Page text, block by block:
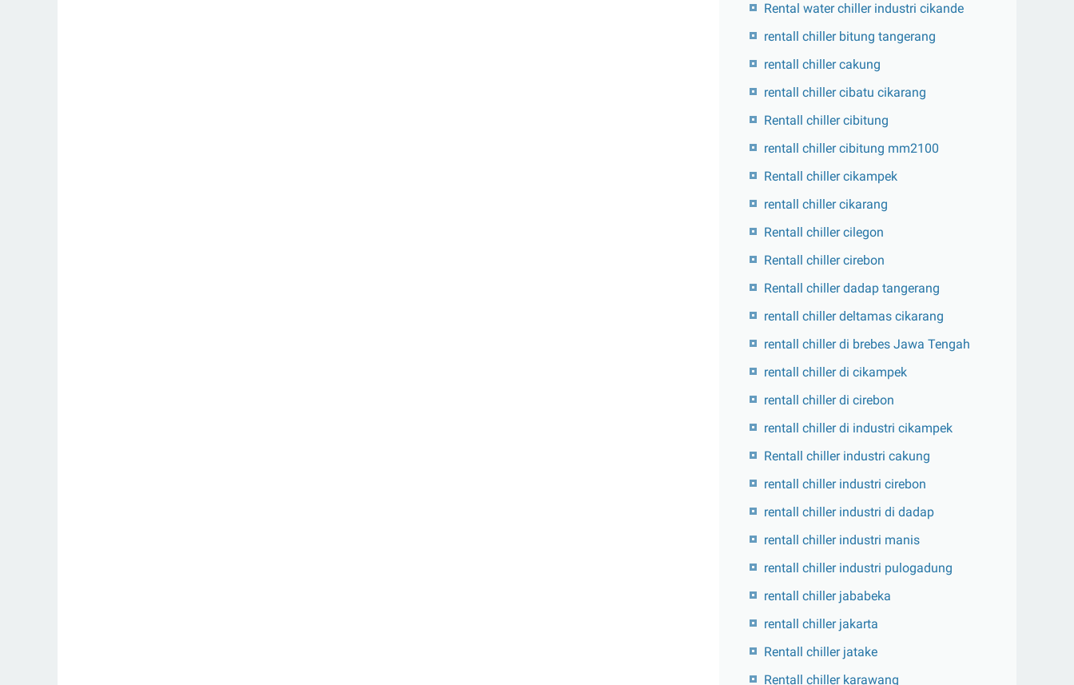
Rental water chiller industri cikande
rentall chiller bitung tangerang
rentall chiller cakung
rentall chiller cibatu cikarang
Rentall chiller cibitung
rentall chiller cibitung mm2100
Rentall chiller cikampek
rentall chiller cikarang
Rentall chiller cilegon
Rentall chiller cirebon
Rentall chiller dadap tangerang
rentall chiller deltamas cikarang
rentall chiller di brebes Jawa Tengah
rentall chiller di cikampek
rentall chiller di cirebon
rentall chiller di industri cikampek
Rentall chiller industri cakung
rentall chiller industri cirebon
rentall chiller industri di dadap
rentall chiller industri manis
rentall chiller industri pulogadung
rentall chiller jababeka
rentall chiller jakarta
Rentall chiller jatake
Rentall chiller karawang